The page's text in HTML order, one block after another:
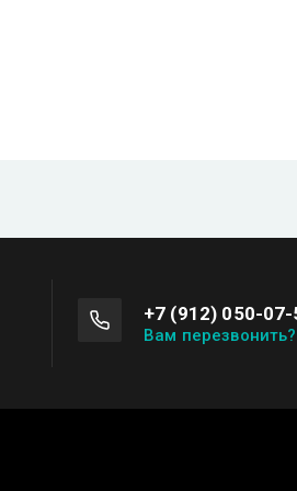
+7 (912) 050-
Вам перезвонить?